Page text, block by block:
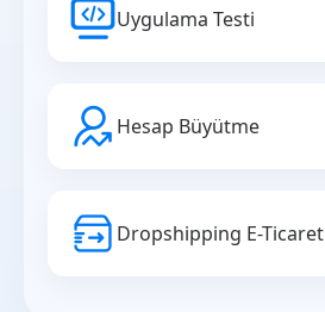
Uygulama Testi
Hesap Büyütme
Dropshipping E-Ticaret